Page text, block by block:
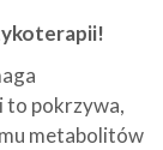
to pokrzywa,
metabolitów